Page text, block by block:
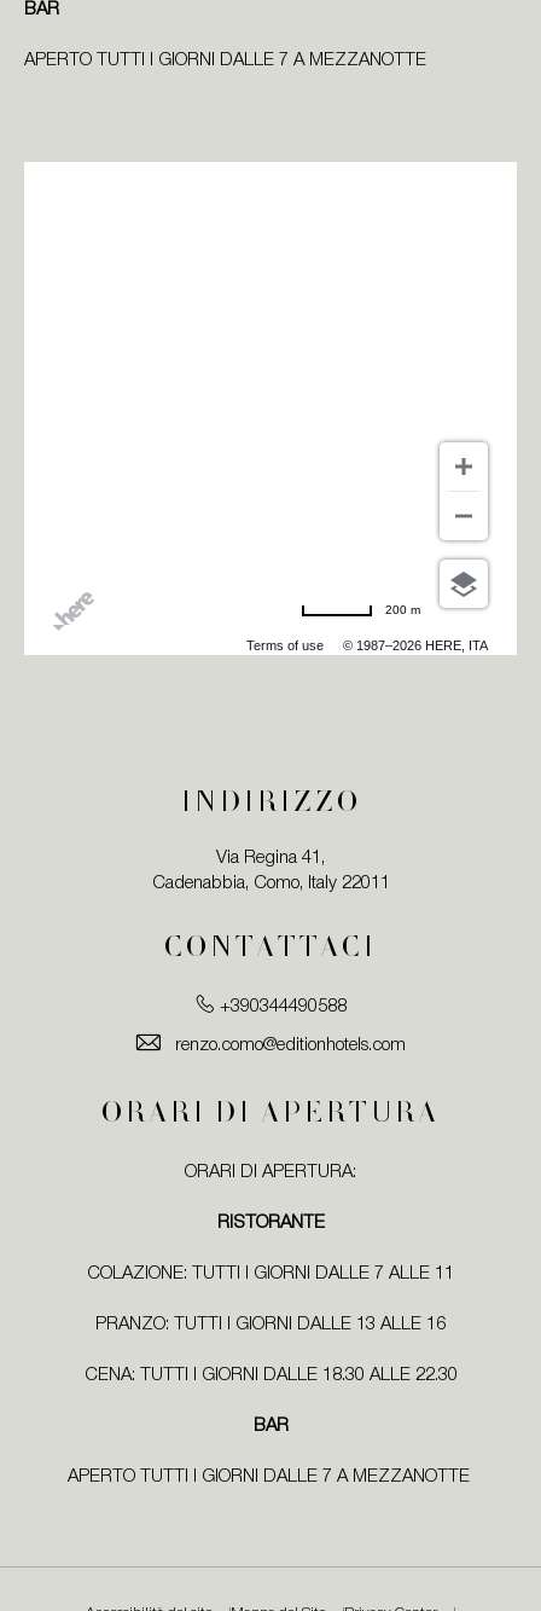
BAR
APERTO TUTTI I GIORNI DALLE 7 A MEZZANOTTE
Terms of use © 1987–2026 HERE, ITA
200 m
INDIRIZZO
Via Regina 41,
Cadenabbia, Como, Italy 22011
CONTATTACI
+390344490588
renzo.como@editionhotels.com
ORARI DI APERTURA
ORARI DI APERTURA:
RISTORANTE
COLAZIONE: TUTTI I GIORNI DALLE 7 ALLE 11
PRANZO: TUTTI I GIORNI DALLE 13 ALLE 16
CENA: TUTTI I GIORNI DALLE 18.30 ALLE 22.30
BAR
APERTO TUTTI I GIORNI DALLE 7 A MEZZANOTTE